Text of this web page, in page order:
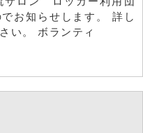
お知らせします。 詳し
い。 ボランティ